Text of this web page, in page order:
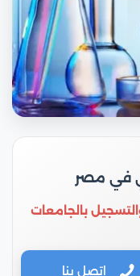
في مصر
بالجامعات
اتصل بنا